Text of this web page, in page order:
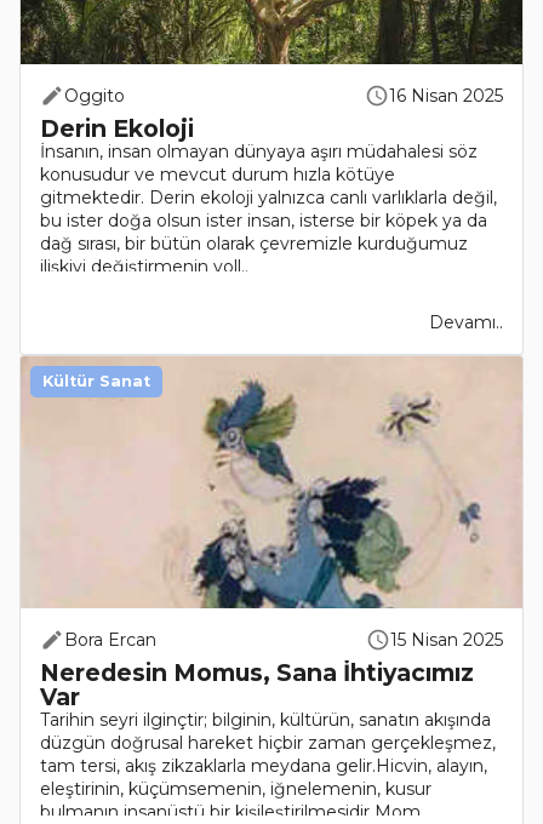
Oggito 16 Nisan 2025
Derin Ekoloji
İnsanın, insan olmayan dünyaya aşırı müdahalesi söz
konusudur ve mevcut durum hızla kötüye
gitmektedir. Derin ekoloji yalnızca canlı varlıklarla değil,
bu ister doğa olsun ister insan, isterse bir köpek ya da
dağ sırası, bir bütün olarak çevremizle kurduğumuz
ilişkiyi değiştirmenin yoll..
Devamı..
Bora Ercan 15 Nisan 2025
Neredesin Momus, Sana İhtiyacımız
Var
Tarihin seyri ilginçtir; bilginin, kültürün, sanatın akışında
düzgün doğrusal hareket hiçbir zaman gerçekleşmez,
tam tersi, akış zikzaklarla meydana gelir.Hicvin, alayın,
eleştirinin, küçümsemenin, iğnelemenin, kusur
bulmanın insanüstü bir kişileştirilmesidir Mom..
Kültür Sanat